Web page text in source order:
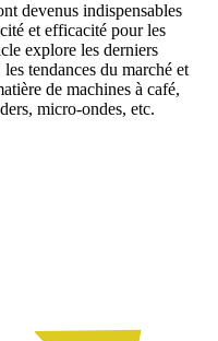
devenus indispensables
et efficacité pour les
explore les derniers
tendances du marché et
de machines à café,
micro-ondes, etc.